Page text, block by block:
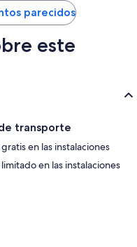
de
52 €
parecidos
este
transporte
en las instalaciones
en las instalaciones